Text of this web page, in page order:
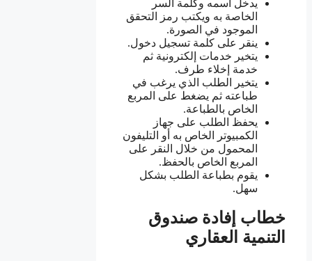
يدخل اسمه وكلمة السر
الخاصة به ويكتب رمز التحقق
الموجود في الصورة.
ينقر على كلمة تسجيل دخول.
يتخير خدمات إلكترونية ثم
خدمة إخلاء طرف.
يتخير الطلب الذي يرغب في
طباعته ثم يضغط على المربع
الخاص بالطباعة.
يحفظ الطلب على جهاز
الكمبيوتر الخاص به أو التليفون
المحمول من خلال النقر على
المربع الخاص بالحفظ.
يقوم بطباعة الطلب بشكل
سهل.
خطاب إفادة صندوق
التنمية العقاري